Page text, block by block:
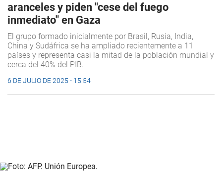
aranceles y piden "cese del fuego
inmediato" en Gaza
El grupo formado inicialmente por Brasil, Rusia, India,
China y Sudáfrica se ha ampliado recientemente a 11
países y representa casi la mitad de la población mundial y
cerca del 40% del PIB.
6 DE JULIO DE 2025 - 15:54